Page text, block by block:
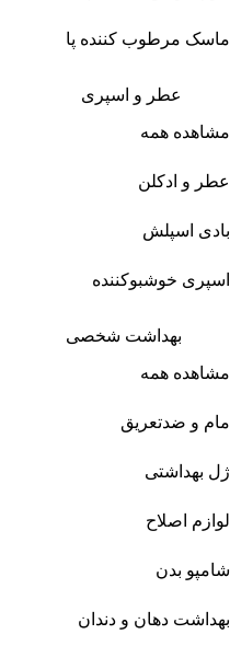
ماسک مرطوب کننده پا
عطر و اسپری
مشاهده همه
عطر و ادکلن
بادی اسپلش
اسپری خوشبوکننده
بهداشت شخصی
مشاهده همه
مام و ضدتعریق
ژل بهداشتی
لوازم اصلاح
شامپو بدن
بهداشت دهان و دندان